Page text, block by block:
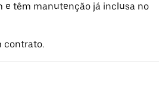
e têm manutenção já inclusa no
contrato.